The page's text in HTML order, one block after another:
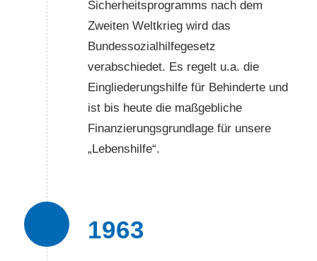
Sicherheitsprogramms nach dem
Zweiten Weltkrieg wird das
Bundessozialhilfegesetz
verabschiedet. Es regelt u.a. die
Eingliederungshilfe für Behinderte und
ist bis heute die maßgebliche
Finanzierungsgrundlage für unsere
„Lebenshilfe“.
1963